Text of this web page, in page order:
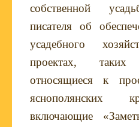
собственной
писателя об
усадебного
проектах,
относящиеся к
яснополянских
включающие